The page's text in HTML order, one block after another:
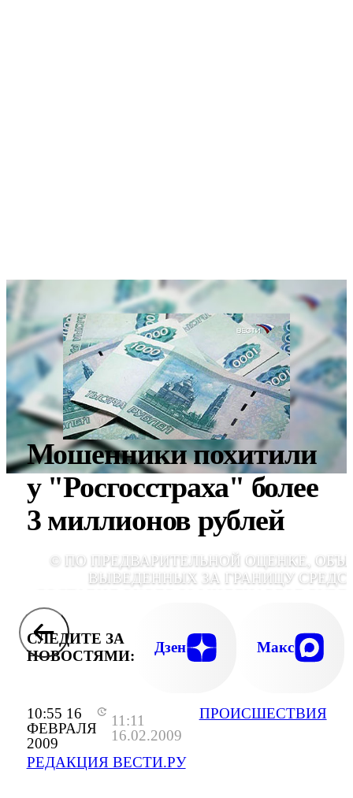
10:55 16
ФЕВРАЛЯ
2009
11:11
16.02.2009
РЕДАКЦИЯ ВЕСТИ.РУ
ПРОИСШЕСТВИЯ
Мошенники похитили
у "Росгосстраха" более
3 миллионов рублей
© ПО ПРЕДВАРИТЕЛЬНОЙ ОЦЕНКЕ,
ВЫВЕДЕННЫХ ЗА ГРАНИЦУ
СЛЕДИТЕ ЗА
НОВОСТЯМИ:
Дзен Макс